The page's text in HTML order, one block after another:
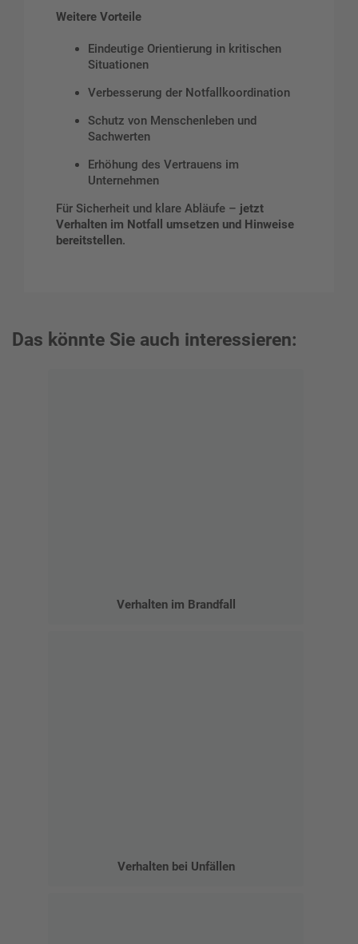
Weitere Vorteile
Eindeutige Orientierung in kritischen
Situationen
Verbesserung der Notfallkoordination
Schutz von Menschenleben und
Sachwerten
Erhöhung des Vertrauens im
Unternehmen
Für Sicherheit und klare Abläufe – jetzt
Verhalten im Notfall umsetzen und Hinweise
bereitstellen.
Das könnte Sie auch interessieren:
Verhalten im Brandfall
Verhalten bei Unfällen